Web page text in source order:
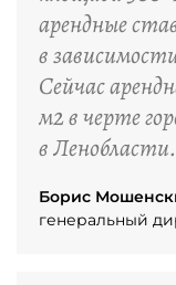
арендные
в
Сейчас
м2 в черте
в Ленобласти.
Борис
генеральный